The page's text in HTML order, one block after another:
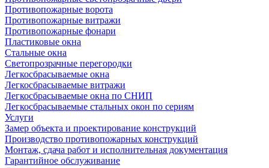
Противопожарные ворота
Противопожарные витражи
Противопожарные фонари
Пластиковые окна
Стальные окна
Светопрозрачные перегородки
Легкосбрасываемые окна
Легкосбрасываемые витражи
Легкосбрасываемые окна по СНИП
Легкосбрасываемые стальных окон по сериям
Услуги
Замер объекта и проектирование конструкций
Производство противопожарных конструкций
Монтаж, сдача работ и исполнительная документация
Гарантийное обслуживание